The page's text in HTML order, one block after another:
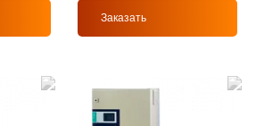
Заказать